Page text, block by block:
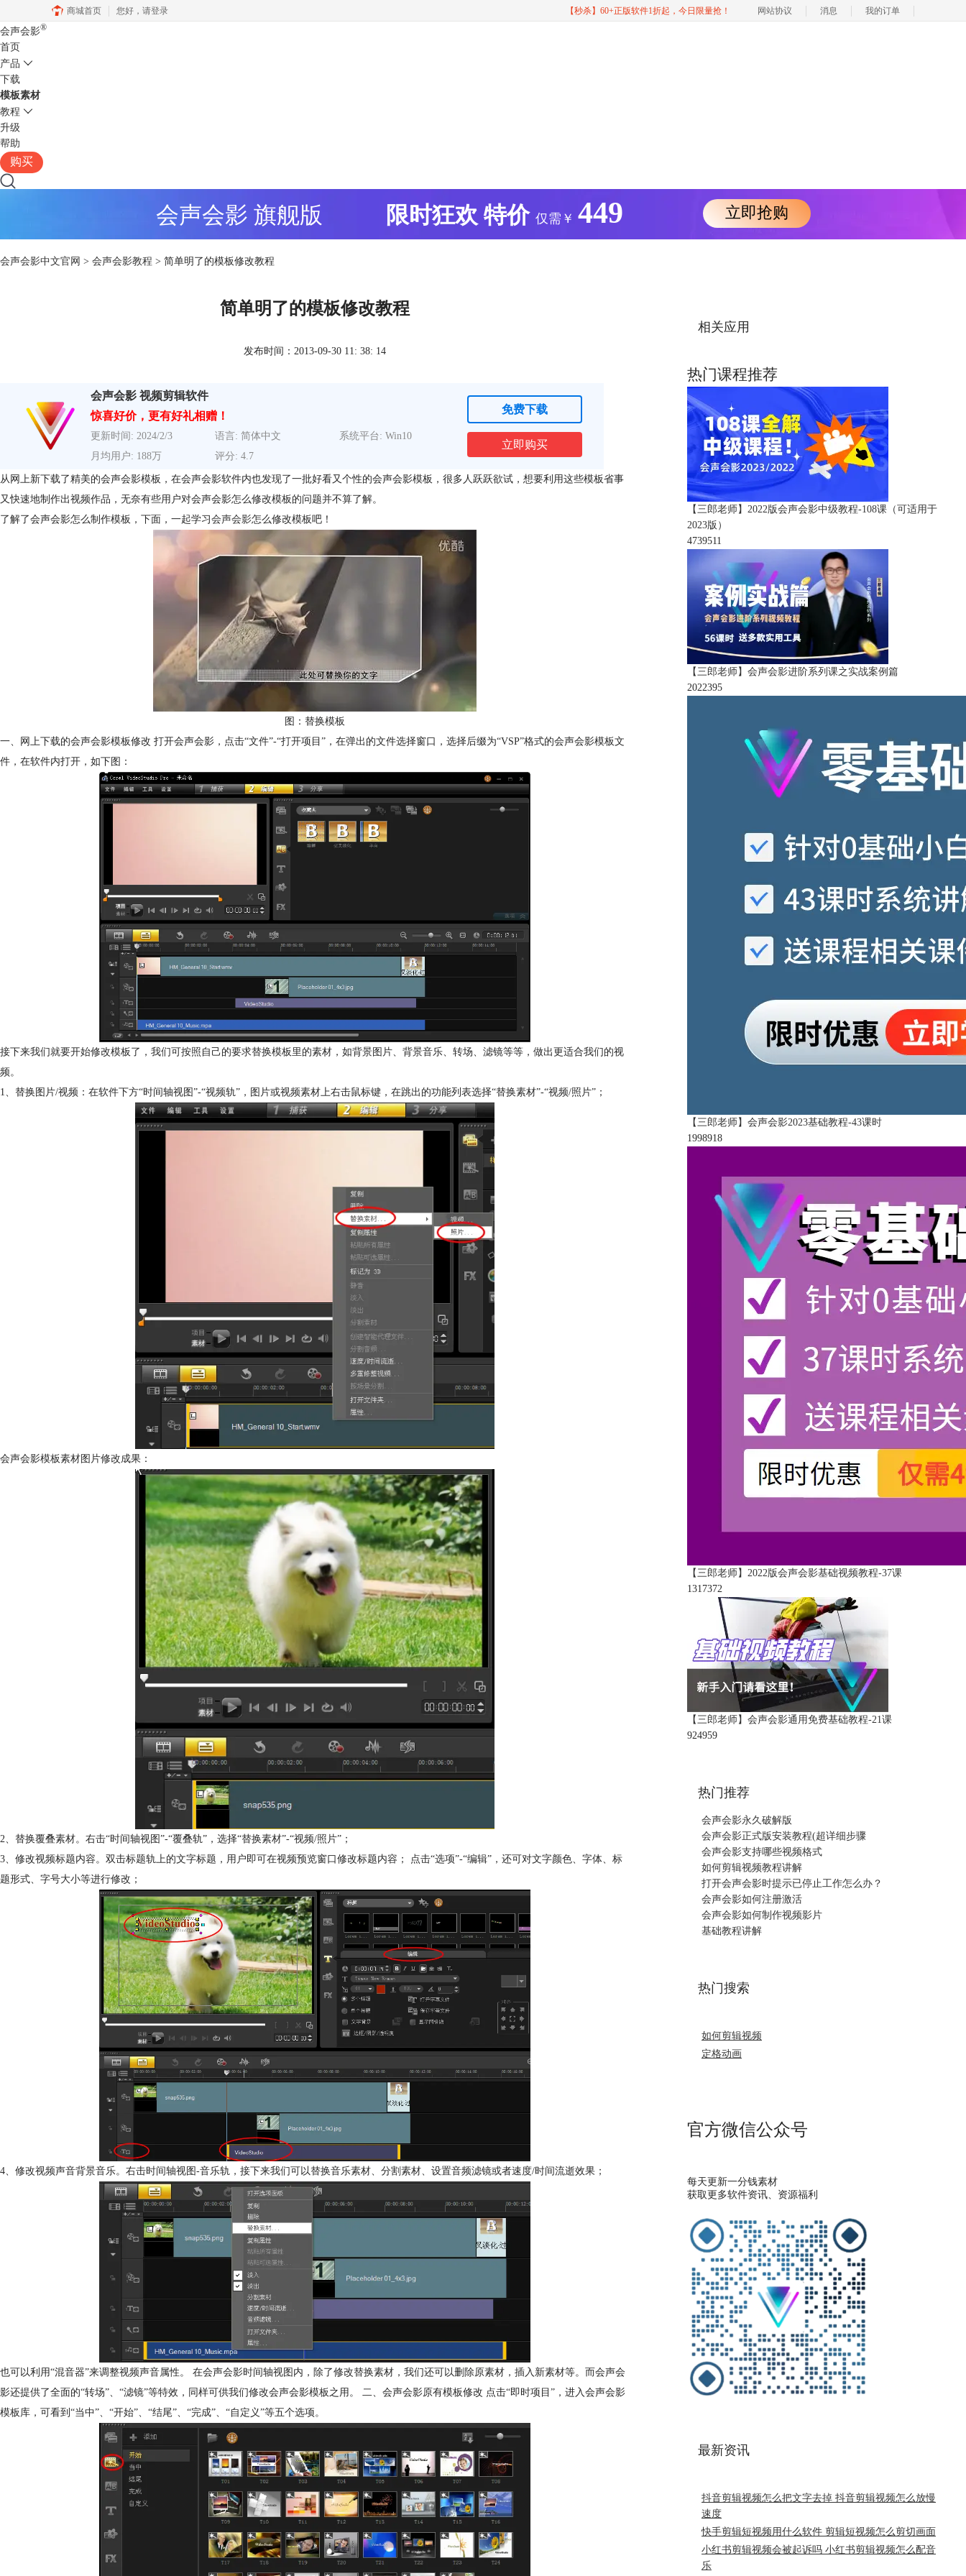
商城首页 您好， 请登录 【秒杀】60+正版软件1折起，今日限量抢！ 网站协议 消息 我的订单
会声会影®
首页
产品
下载
模板素材
教程
升级
帮助
购买
会声会影 旗舰版 限时狂欢 特价 仅需￥ 449 立即抢购
会声会影中文官网 > 会声会影教程 > 简单明了的模板修改教程
简单明了的模板修改教程
发布时间：2013-09-30 11: 38: 14
会声会影 视频剪辑软件
惊喜好价，更有好礼相赠！
更新时间: 2024/2/3 语言: 简体中文
系统平台: Win10
月均用户: 188万
评分: 4.7
免费下载
立即购买
从网上新下载了精美的会声会影模板，在会声会影软件内也发现了一批好看又个性的会声会影模板，很多人跃跃欲试，想要利用这些模板省事
又快速地制作出视频作品，无奈有些用户对会声会影怎么修改模板的问题并不算了解。
了解了会声会影怎么制作模板，下面，一起学习 会声会影怎么修改模板吧！
图：替换模板
一、网上下载的会声会影模板修改 打开会声会影，点击“文件”-“打开项目”，在弹出的文件选择窗口，选择后缀为“VSP”格式的会声会影模板文
件，在软件内打开，如下图：
接下来我们就要开始修改模板了，我们可按照自己的要求替换模板里的素材，如背景图片、背景音乐、转场、滤镜等等，做出更适合我们的视
频。
1、替换图片/视频：在软件下方“时间轴视图”-“视频轨”，图片或视频素材上右击鼠标键，在跳出的功能列表选择“替换素材”-“视频/照片”；
会声会影模板素材图片修改成果：
2、替换覆叠素材。右击“时间轴视图”-“覆叠轨”，选择“替换素材”-“视频/照片”；
3、修改视频标题内容。双击标题轨上的文字标题，用户即可在视频预览窗口修改标题内容； 点击“选项”-“编辑”，还可对文字颜色、字体、标
题形式、字号大小等进行修改；
4、修改视频声音背景音乐。右击时间轴视图-音乐轨，接下来我们可以替换音乐素材、分割素材、设置音频滤镜或者速度/时间流逝效果；
也可以利用“混音器”来调整视频声音属性。 在会声会影时间轴视图内，除了修改替换素材，我们还可以删除原素材，插入新素材等。而会声会
影还提供了全面的“转场”、“滤镜”等特效，同样可供我们修改会声会影模板之用。 二、会声会影原有模板修改 点击“即时项目”，进入会声会影
模板库，可看到“当中”、“开始”、“结尾”、“完成”、“自定义”等五个选项。
相关应用
热门课程推荐
【三郎老师】2022版会声会影中级教程-108课（可适用于
2023版）
4739511
【三郎老师】会声会影进阶系列课之实战案例篇
2022395
【三郎老师】会声会影2023基础教程-43课时
1998918
【三郎老师】2022版会声会影基础视频教程-37课
1317372
【三郎老师】会声会影通用免费基础教程-21课
924959
热门推荐
会声会影永久破解版
会声会影正式版安装教程(超详细步骤
会声会影支持哪些视频格式
如何剪辑视频教程讲解
打开会声会影时提示已停止工作怎么办？
会声会影如何注册激活
会声会影如何制作视频影片
基础教程讲解
热门搜索
如何剪辑视频
定格动画
官方微信公众号
每天更新一分钱素材
获取更多软件资讯、资源福利
最新资讯
抖音剪辑视频怎么把文字去掉 抖音剪辑视频怎么放慢
速度
快手剪辑短视频用什么软件 剪辑短视频怎么剪切画面
小红书剪辑视频会被起诉吗 小红书剪辑视频怎么配音
乐